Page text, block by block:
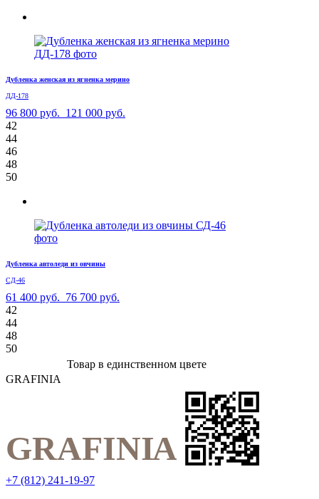
Дубленка женская из ягненка мерино
ДД-178
96 800 руб. 121 000 руб.
42
44
46
48
50
Дубленка автоледи из овчины
СД-46
61 400 руб. 76 700 руб.
42
44
48
50
Товар в единственном цвете
GRAFINIA
+7 (812) 241-19-97